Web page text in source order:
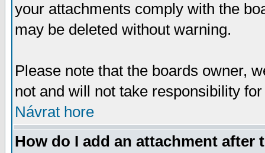
your attachments comply with the
may be deleted without warning.
Please note that the boards owner,
not and will not take responsibility
Návrat hore
How do I add an attachment after